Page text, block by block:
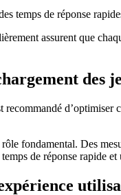
temps de réponse
assurent que
des
d’optimiser
fondamental. Des
de réponse rapide